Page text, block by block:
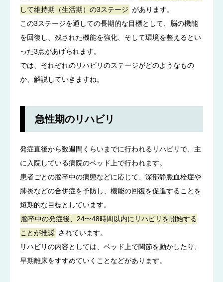
して維持期（生活期）の3ステージ があります。
この3ステージを通しての長期的な目標として、脳の機能
を回復し、残された機能を強化、そして環境を整えるとい
った3点があげられます。
では、それぞれのリハビリのステージがどのようなもの
か、解説していきますね。
急性期のリハビリ
発症直後から数週間くらいまでに行われるリハビリで、主
に入院している病院のベッド上で行われます。
患者ごとの脳卒中の病態などに応じて、深部静脈血栓症や
肺炎などの合併症を予防し、機能の回復を促進することを
短期的な目標としています。
脳卒中の発症後、24〜48時間以内にリハビリを開始する
ことが推奨 されています。
リハビリの内容としては、ベッド上で関節を動かしたり、
早期離床をすすめていくことなどがあります。